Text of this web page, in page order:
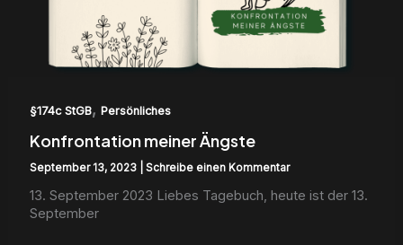
§174c StGB,Persönliches
Konfrontation meiner Ängste
September 13, 2023 |Schreibe einen Kommentar
13. Sep­tem­ber 2023 Liebes Tage­buch, heute ist der 13.
Sep­tem­ber